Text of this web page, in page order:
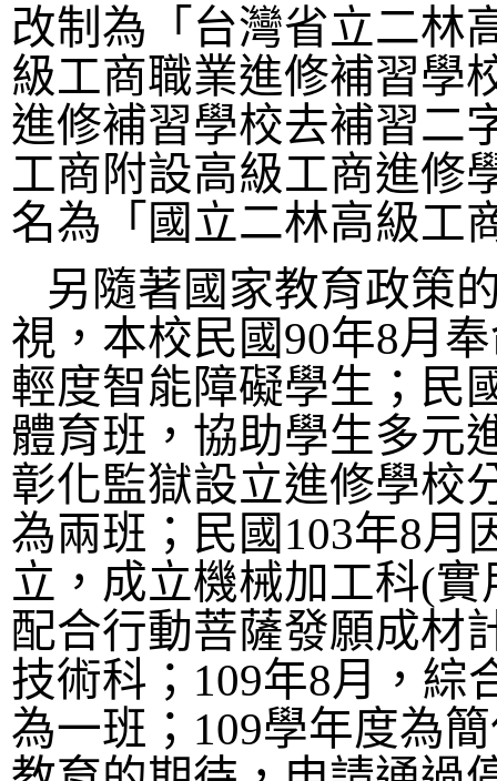
改制為 「 台灣省立二林
級工商職業進修補習學
進修補習學校去補習二
工商附設高級工商進修
名為 「 國立二林高級工
另隨著國家教育政策
視，本校民國90年8月
輕度智能障礙學生；民
體育班，協助學生多元
彰化監獄設立進修學校
為兩班；民國 103年8月
立，成立機械加工科(實
配合行動菩薩發願成材
技術科； 109年8月，綜
為一班； 109學年度為